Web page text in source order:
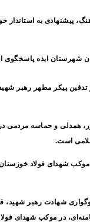
پیشنهادی به استاندار
شهرستان ایذه پاسخگوی
تدفین پیکر مطهر رهبر
همدلی و حماسه مردمی
است.
موکب شهدای فولاد
شهادت رهبر شهید،
در موکب شهدای